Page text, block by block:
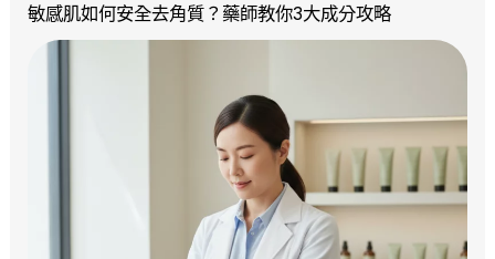
敏感肌如何安全去角質？藥師教你3大成分攻略